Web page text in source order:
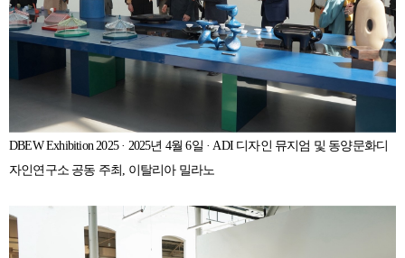
DBEW Exhibition 2025 · 2025년 4월 6일 · ADI 디자인 뮤지엄 및 동양문화디
자인연구소 공동 주최, 이탈리아 밀라노